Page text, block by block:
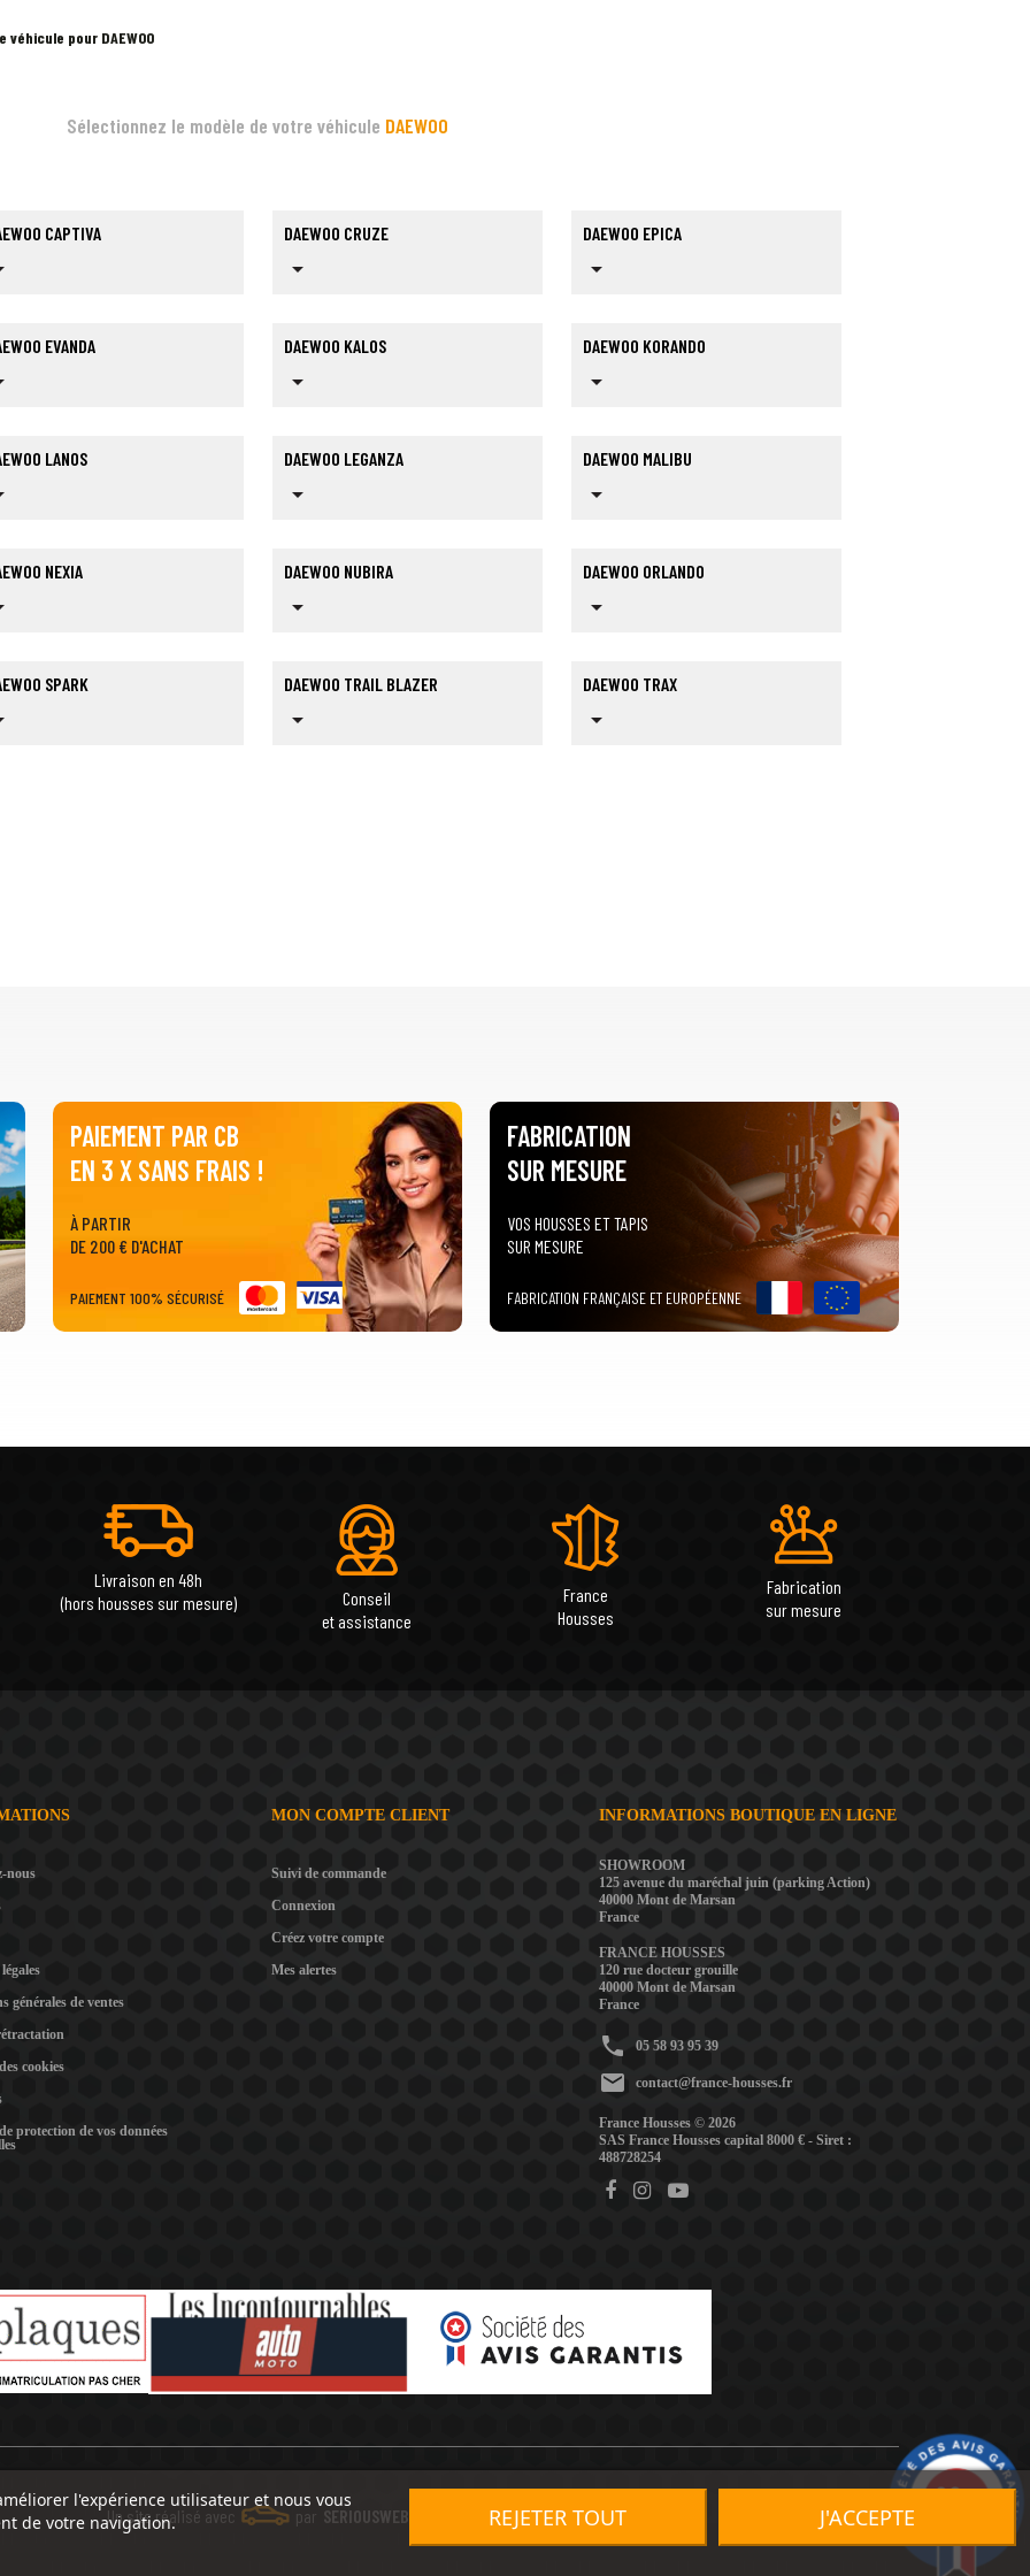
pour DAEWOO
Sélectionnez le modèle de votre véhicule DAEWOO
CAPTIVA DAEWOO CRUZE
arrow_drop_down
DAEWOO EPICA
arrow_drop_down
EVANDA DAEWOO KALOS
arrow_drop_down
DAEWOO KORANDO
arrow_drop_down
LANOS DAEWOO LEGANZA
arrow_drop_down
DAEWOO MALIBU
arrow_drop_down
NEXIA DAEWOO NUBIRA
arrow_drop_down
DAEWOO ORLANDO
arrow_drop_down
SPARK DAEWOO TRAIL BLAZER
arrow_drop_down
DAEWOO TRAX
arrow_drop_down
PAIEMENT PAR CB
EN 3 X SANS FRAIS !
À PARTIR
DE 200 € D'ACHAT
PAIEMENT 100% SÉCURISÉ
FABRICATION
SUR MESURE
VOS HOUSSES ET TAPIS
SUR MESURE
FABRICATION FRANÇAISE ET EUROPÉENNE
Livraison en 48h
(hors housses sur mesure)
Conseil
et assistance
France
Housses
Fabrication
sur mesure
nous
générales de ventes
cookies
protection de vos données
MON COMPTE CLIENT
Suivi de commande
Connexion
Créez votre compte
Mes alertes
INFORMATIONS BOUTIQUE EN LIGNE
SHOWROOM
125 avenue du maréchal juin (parking Action)
40000 Mont de Marsan
France
FRANCE HOUSSES
120 rue docteur grouille
40000 Mont de Marsan
France
phone 05 58 93 95 39
mail contact@france-housses.fr
France Housses © 2026
SAS France Housses capital 8000 € - Siret :
488728254
l'expérience utilisateur et nous vous
de votre navigation.
REJETER TOUT J'ACCEPTE
Un site réalisé avec par SERIOUSWEB
9.2